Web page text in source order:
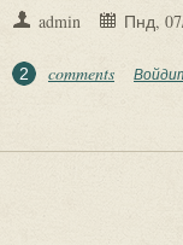
admin Пнд,
2 comments